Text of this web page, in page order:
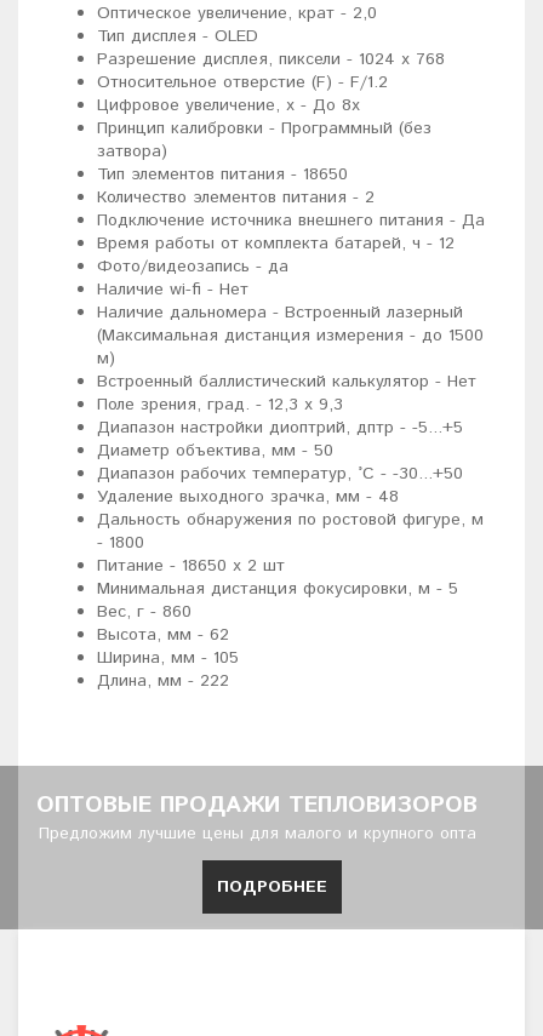
Оптическое увеличение, крат - 2,0
Тип дисплея - OLED
Разрешение дисплея, пиксели - 1024 х 768
Относительное отверстие (F) - F/1.2
Цифровое увеличение, х - До 8х
Принцип калибровки - Программный (без
затвора)
Тип элементов питания - 18650
Количество элементов питания - 2
Подключение источника внешнего питания - Да
Время работы от комплекта батарей, ч - 12
Фото/видеозапись - да
Наличие wi-fi - Нет
Наличие дальномера - Встроенный лазерный
(Максимальная дистанция измерения - до 1500
м)
Встроенный баллистический калькулятор - Нет
Поле зрения, град. - 12,3 х 9,3
Диапазон настройки диоптрий, дптр - -5...+5
Диаметр объектива, мм - 50
Диапазон рабочих температур, °C - -30...+50
Удаление выходного зрачка, мм - 48
Дальность обнаружения по ростовой фигуре, м
- 1800
Питание - 18650 х 2 шт
Минимальная дистанция фокусировки, м - 5
Вес, г - 860
Высота, мм - 62
Ширина, мм - 105
Длина, мм - 222
ОПТОВЫЕ ПРОДАЖИ ТЕПЛОВИЗОРОВ
Предложим лучшие цены для малого и крупного опта
ПОДРОБНЕЕ